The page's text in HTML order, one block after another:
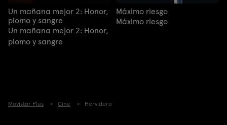
Un mañana mejor 2: Honor,
plomo y sangre
Un mañana mejor 2: Honor,
plomo y sangre
Máximo riesgo
Máximo riesgo
Movistar Plus Cine Hervidero